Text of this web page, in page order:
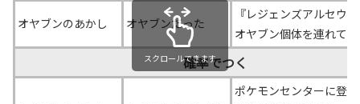
オヤブンのあかし オヤブンだった
『レジェンズアルセウ
オヤブン個体を連れて
確率でつく
ポケモンセンターに登
スクロールできます